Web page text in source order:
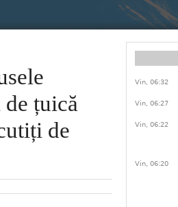
țuică
de
Vin, 06:32
Vin, 06:27
Vin, 06:22
Vin, 06:20